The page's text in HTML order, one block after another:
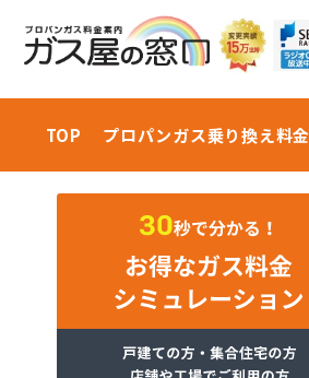
TOP プロパンガス乗り換え料金